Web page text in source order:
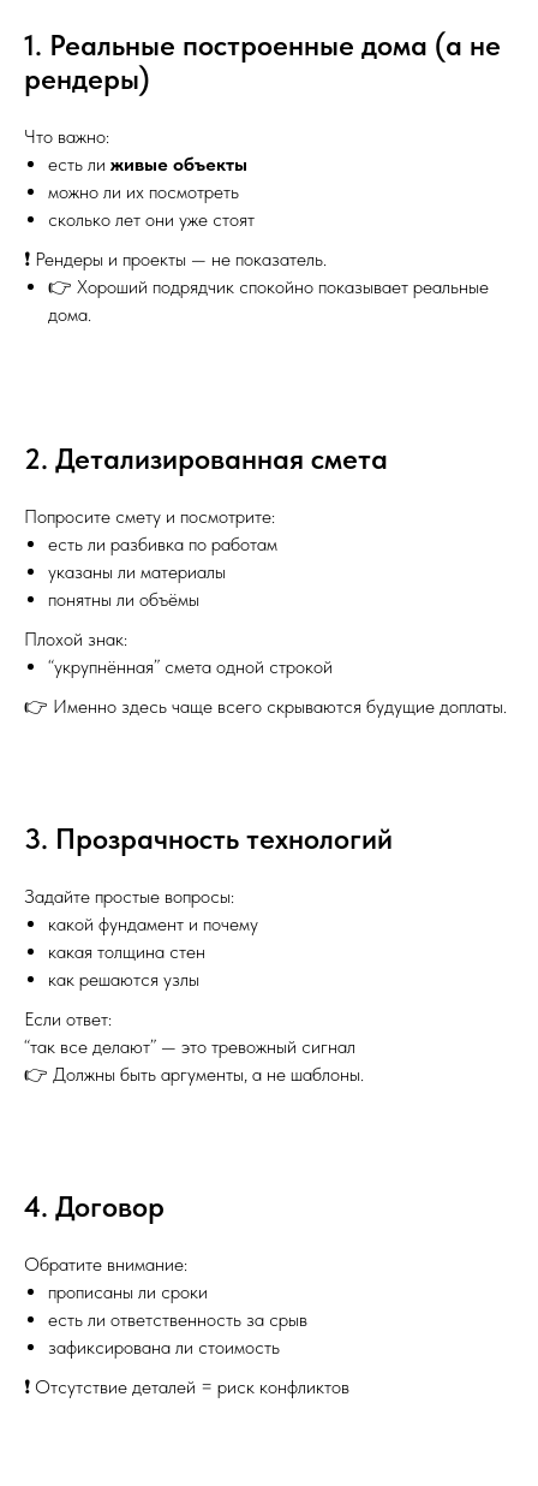
1. Реальные построенные дома (а не
рендеры)
Что важно:
есть ли живые объекты
можно ли их посмотреть
сколько лет они уже стоят
❗ Рендеры и проекты — не показатель.
👉 Хороший подрядчик спокойно показывает реальные
дома.
2. Детализированная смета
Попросите смету и посмотрите:
есть ли разбивка по работам
указаны ли материалы
понятны ли объёмы
Плохой знак:
“укрупнённая” смета одной строкой
👉 Именно здесь чаще всего скрываются будущие доплаты.
3. Прозрачность технологий
Задайте простые вопросы:
какой фундамент и почему
какая толщина стен
как решаются узлы
Если ответ:
“так все делают” — это тревожный сигнал
👉 Должны быть аргументы, а не шаблоны.
4. Договор
Обратите внимание:
прописаны ли сроки
есть ли ответственность за срыв
зафиксирована ли стоимость
❗ Отсутствие деталей = риск конфликтов